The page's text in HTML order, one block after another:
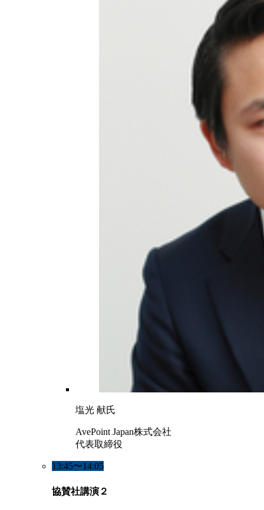
塩光 献氏
AvePoint Japan株式会社
代表取締役
13:45〜14:05
協賛社講演２